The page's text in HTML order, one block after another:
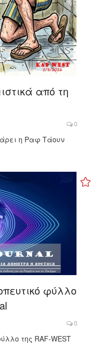
από τη
0
η Ραφ Τάουν
φύλλο
0
της RAF-WEST